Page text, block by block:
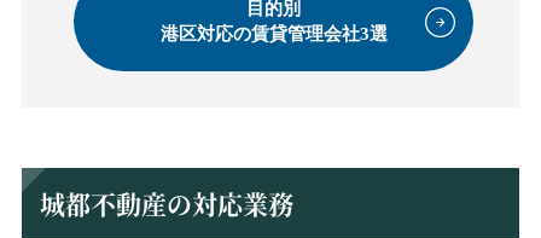
目的別
港区対応の賃貸管理会社3選
城都不動産の対応業務